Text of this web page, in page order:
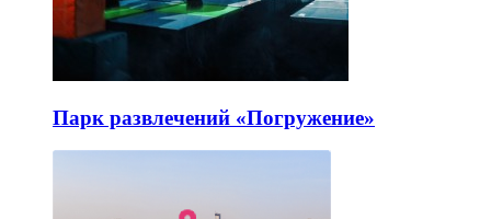
Парк развлечений «Погружение»